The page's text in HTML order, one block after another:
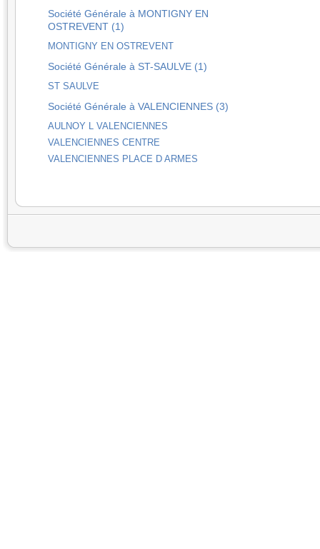
Société Générale à MONTIGNY EN
OSTREVENT (1)
MONTIGNY EN OSTREVENT
Société Générale à ST-SAULVE (1)
ST SAULVE
Société Générale à VALENCIENNES (3)
AULNOY L VALENCIENNES
VALENCIENNES CENTRE
VALENCIENNES PLACE D ARMES